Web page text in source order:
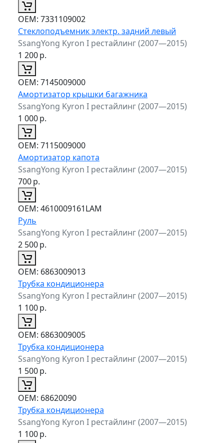
ОЕМ: 7331109002
Стеклоподъемник электр. задний левый
SsangYong Kyron I рестайлинг (2007—2015)
1 200р.
ОЕМ: 7145009000
Амортизатор крышки багажника
SsangYong Kyron I рестайлинг (2007—2015)
1 000р.
ОЕМ: 7115009000
Амортизатор капота
SsangYong Kyron I рестайлинг (2007—2015)
700р.
ОЕМ: 4610009161LAM
Руль
SsangYong Kyron I рестайлинг (2007—2015)
2 500р.
ОЕМ: 6863009013
Трубка кондиционера
SsangYong Kyron I рестайлинг (2007—2015)
1 100р.
ОЕМ: 6863009005
Трубка кондиционера
SsangYong Kyron I рестайлинг (2007—2015)
1 500р.
ОЕМ: 68620090
Трубка кондиционера
SsangYong Kyron I рестайлинг (2007—2015)
1 100р.